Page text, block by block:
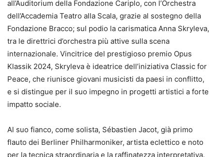
all’Auditorium della Fondazione Cariplo, con l’Orchestra
dell’Accademia Teatro alla Scala, grazie al sostegno della
Fondazione Bracco; sul podio la carismatica Anna Skryleva,
tra le direttrici d’orchestra più attive sulla scena
internazionale. Vincitrice del prestigioso premio Opus
Klassik 2024, Skryleva è ideatrice dell’iniziativa Classic for
Peace, che riunisce giovani musicisti da paesi in conflitto,
e si distingue per il suo impegno in progetti artistici a forte
impatto sociale.
Al suo fianco, come solista, Sébastien Jacot, già primo
flauto dei Berliner Philharmoniker, artista eclettico e noto
per la tecnica straordinaria e la raffinatezza interpretativa.